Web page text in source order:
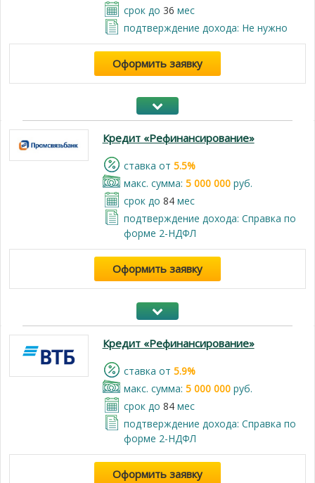
срок до 36 мес
подтверждение дохода: Не нужно
Оформить заявку
Кредит «Рефинансирование»
cтавка от 5.5%
макс. сумма: 5 000 000руб.
срок до 84мес
подтверждение дохода: Справка по
форме 2-НДФЛ
Оформить заявку
Кредит «Рефинансирование»
cтавка от 5.9%
макс. сумма: 5 000 000руб.
срок до 84мес
подтверждение дохода: Справка по
форме 2-НДФЛ
Оформить заявку